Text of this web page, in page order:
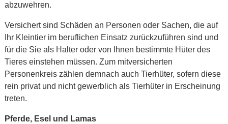
abzuwehren.
Versichert sind Schäden an Personen oder Sachen, die auf
Ihr Kleintier im beruflichen Einsatz zurückzuführen sind und
für die Sie als Halter oder von Ihnen bestimmte Hüter des
Tieres einstehen müssen. Zum mitversicherten
Personenkreis zählen demnach auch Tierhüter, sofern diese
rein privat und nicht gewerblich als Tierhüter in Erscheinung
treten.
Pferde, Esel und Lamas